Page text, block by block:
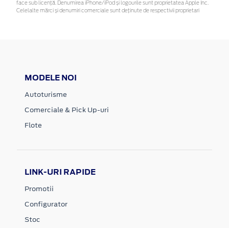
face sub licență. Denumirea iPhone/iPod și logourile sunt proprietatea Apple Inc.
Celelalte mărci și denumiri comerciale sunt deținute de respectivii proprietari
MODELE NOI
Autoturisme
Comerciale & Pick Up-uri
Flote
LINK-URI RAPIDE
Promotii
Configurator
Stoc